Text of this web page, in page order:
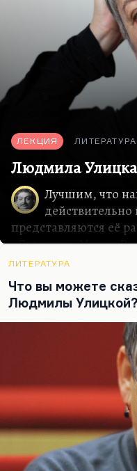
иллюзии мешали, а
более
ЛЕКЦИЯ ЛИТЕРАТУРА
Людмила
Лучшим, что
представляются её
«Девочки». Мария
первая со своим
искусствоведческим
и напечатала в
лучшем тогдашнем
Почему «Девочки»?
главные черты
ей её неповторимое
Во-первых, она
своего детства.
исследователь
патологий
уровне детском,
школа была
ЛИТЕРАТУРА
Что вы можете
Людмилы Улицкой?